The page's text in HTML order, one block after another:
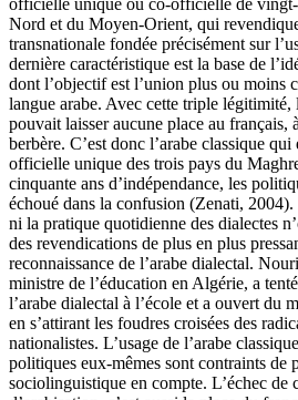
officielle unique ou co-officielle de
Nord et du Moyen-Orient, qui
transnationale fondée précisément sur
dernière caractéristique est la base de
dont l’objectif est l’union plus ou moins
langue arabe. Avec cette triple légitimité,
pouvait laisser aucune place au français,
berbère. C’est donc l’arabe classique
officielle unique des trois pays du
cinquante ans d’indépendance, les
échoué dans la confusion (Zenati,
ni la pratique quotidienne des dialectes
des revendications de plus en plus
reconnaissance de l’arabe dialectal.
ministre de l’éducation en Algérie, a
l’arabe dialectal à l’école et a ouvert du
en s’attirant les foudres croisées des
nationalistes. L’usage de l’arabe
politiques eux-mêmes sont contraints de
sociolinguistique en compte. L’échec